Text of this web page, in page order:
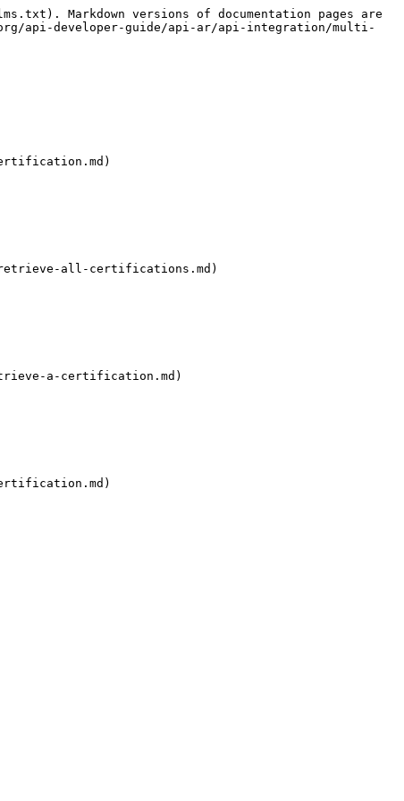
Markdown versions of documentation pages are
api-developer-guide/api-ar/api-integration/multi-